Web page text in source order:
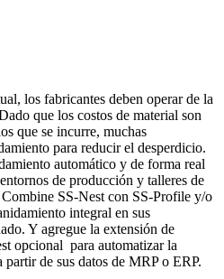
los fabricantes deben operar de la
que los costos de material son
que se incurre, muchas
para reducir el desperdicio.
automático y de forma real
de producción y talleres de
SS-Nest con SS-Profile y/o
integral en sus
Y agregue la extensión de
opcional para automatizar la
partir de sus datos de MRP o ERP.